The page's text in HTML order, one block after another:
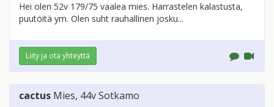
Hei olen 52v 179/75 vaalea mies. Harrastelen kalastusta,
puutöitä ym. Olen suht rauhallinen josku...
Liity ja ota yhteyttä
cactus Mies, 44vSotkamo